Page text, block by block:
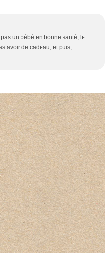
un bébé en bonne santé, le
avoir de cadeau, et puis,